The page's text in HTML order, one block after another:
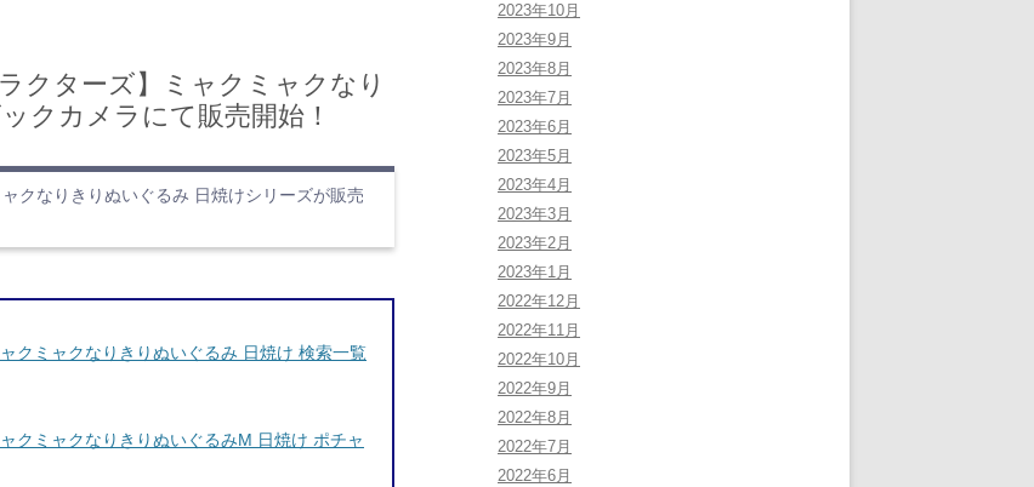
クターズ】ミャクミャクなり
クカメラにて販売開始！
クなりきりぬいぐるみ 日焼けシリーズが販売
クミャクなりきりぬいぐるみ 日焼け 検索一覧
クミャクなりきりぬいぐるみM 日焼け ポチャ
2023年10月
2023年9月
2023年8月
2023年7月
2023年6月
2023年5月
2023年4月
2023年3月
2023年2月
2023年1月
2022年12月
2022年11月
2022年10月
2022年9月
2022年8月
2022年7月
2022年6月